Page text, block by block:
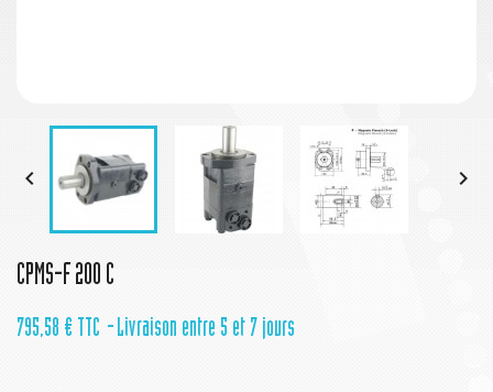
 
CPMS-F 200 C
795,58 € TTC Livraison entre 5 et 7 jours